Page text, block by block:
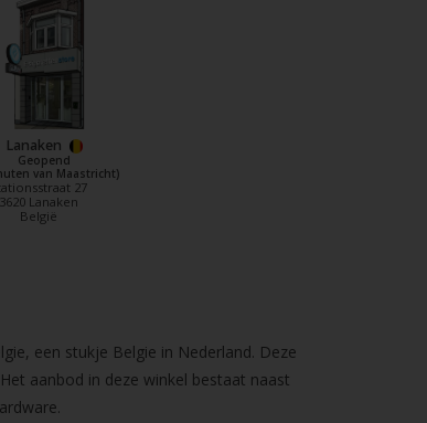
Lanaken
Geopend
van Maastricht)
27
3620 Lanaken
België
een stukje Belgie in Nederland. Deze
aanbod in deze winkel bestaat naast